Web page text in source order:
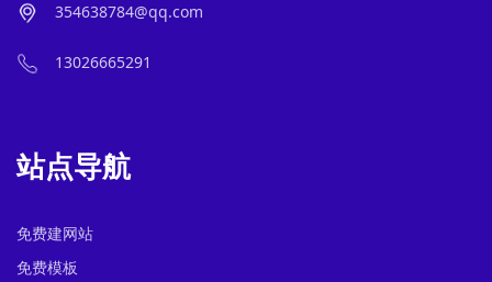
354638784@qq.com
13026665291
站点导航
免费建网站
免费模板